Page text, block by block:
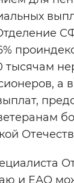
тысячам
а
и ЕАО